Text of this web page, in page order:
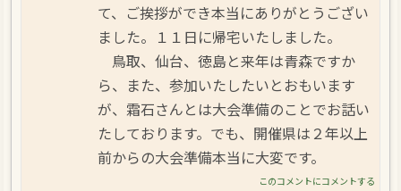
て、ご挨拶ができ本当にありがとうござい
ました。１１日に帰宅いたしました。
鳥取、仙台、徳島と来年は青森ですか
ら、また、参加いたしたいとおもいます
が、霜石さんとは大会準備のことでお話い
たしております。でも、開催県は２年以上
前からの大会準備本当に大変です。
このコメントにコメントする